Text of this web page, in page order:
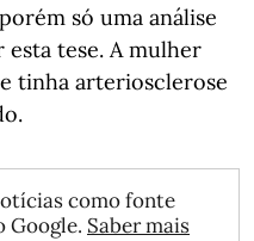
só uma análise
tese. A mulher
tinha arteriosclerose
como fonte
Google. Saber mais